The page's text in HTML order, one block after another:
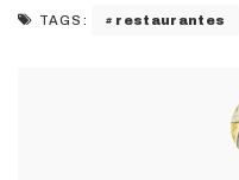
TAGS: restaurantes